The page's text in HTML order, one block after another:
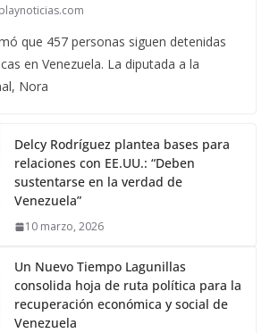
que 457 personas siguen detenidas
en Venezuela. La diputada a la
Nora
Delcy Rodríguez plantea bases para
relaciones con EE.UU.: “Deben
sustentarse en la verdad de
Venezuela”
10 marzo, 2026
Un Nuevo Tiempo Lagunillas
consolida hoja de ruta política para la
recuperación económica y social de
Venezuela